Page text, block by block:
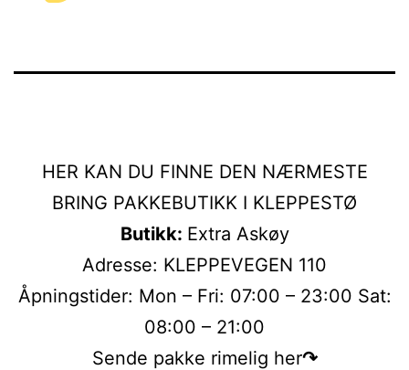
HER KAN DU FINNE DEN NÆRMESTE
BRING PAKKEBUTIKK I KLEPPESTØ
Butikk: Extra Askøy
Adresse: KLEPPEVEGEN 110
Åpningstider: Mon – Fri: 07:00 – 23:00 Sat:
08:00 – 21:00
Sende pakke rimelig her↷